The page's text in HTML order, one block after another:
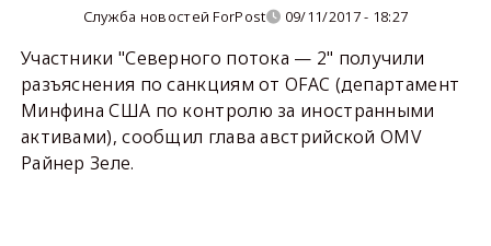
Служба новостей ForPost 09/11/2017 - 18:27
Участники "Северного потока — 2" получили
разъяснения по санкциям от OFAC (департамент
Минфина США по контролю за иностранными
активами), сообщил глава австрийской OMV
Райнер Зеле.